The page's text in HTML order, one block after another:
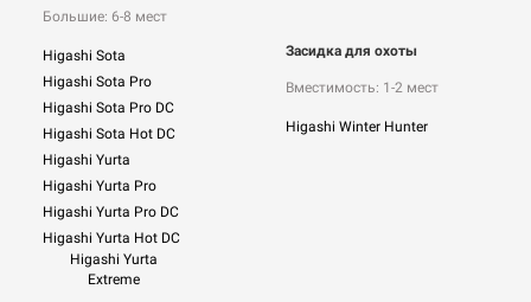
Большие: 6-8 мест
Higashi Sota
Higashi Sota Pro
Higashi Sota Pro DC
Higashi Sota Hot DC
Higashi Yurta
Higashi Yurta Pro
Higashi Yurta Pro DC
Higashi Yurta Hot DC
Higashi Yurta
Extreme
Засидка для охоты
Вместимость: 1-2 мест
Higashi Winter Hunter